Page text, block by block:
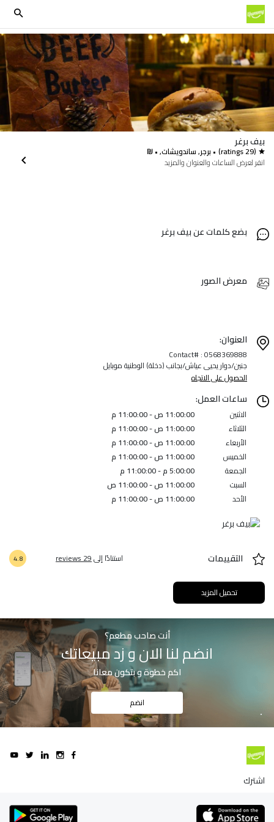
بيف برغر
(29 ratings) • برجر, ساندويشات, • ₪
انقر لعرض الساعات والعنوان والمزيد
بضع كلمات عن بيف برغر
معرض الصور
العنوان:
Contact# : 0568369888
جنين/دوار يحيى عياش/بجانب (دخلة) الوطنية موبايل
الحصول على الاتجاه
ساعات العمل:
الاثنين
11:00:00 ص - 11:00:00 م
الثلاثاء
11:00:00 ص - 11:00:00 م
الأربعاء
11:00:00 ص - 11:00:00 م
الخميس
11:00:00 ص - 11:00:00 م
الجمعة
5:00:00 م - 11:00:00 م
السبت
11:00:00 ص - 11:00:00 ص
الأحد
11:00:00 ص - 11:00:00 م
التقييمات استنادًا إلى29 reviews
4.8
تحميل المزيد
أنت صاحب مطعم؟
انضم لنا الان و زد مبيعاتك
اكم خطوة و بتكون معانا
انضم
اشترك